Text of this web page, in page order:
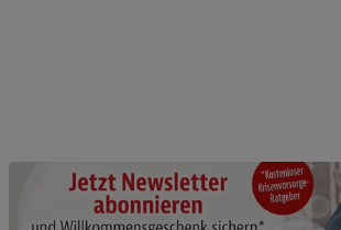
Beschreibung Notwendige Cookies
Cookie-Informationenanzeigen